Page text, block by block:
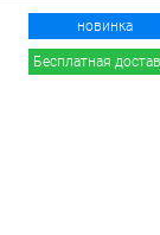
новинка
Бесплатная